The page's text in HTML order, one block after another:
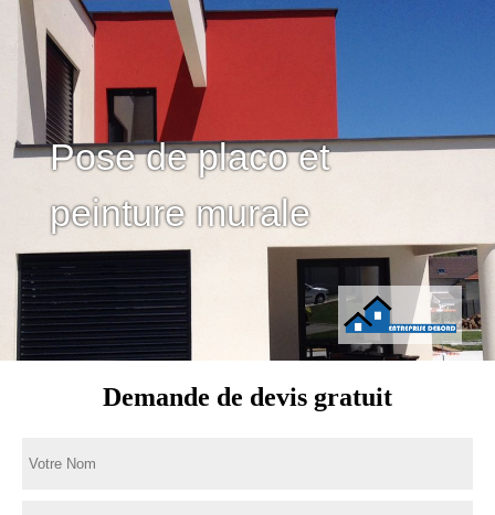
Pose de placo et
peinture murale
Demande de devis gratuit